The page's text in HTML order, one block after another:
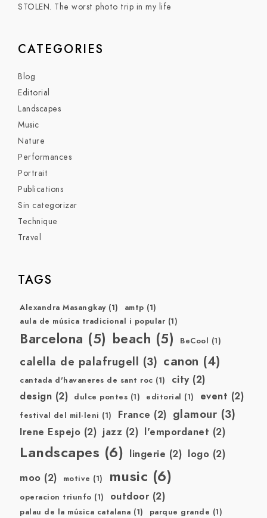
STOLEN. The worst photo trip in my life
CATEGORIES
Blog
Editorial
Landscapes
Music
Nature
Performances
Portrait
Publications
Sin categorizar
Technique
Travel
TAGS
Alexandra Masangkay(1) amtp (1)
aula de música tradicional i popular (1)
Barcelona (5) beach (5) BeCool (1)
calella de palafrugell (3) canon (4)
cantada d'havaneres de sant roc (1) city(2)
design (2) dulce pontes (1) editorial (1) event (2)
festival del mil·leni (1) France (2) glamour (3)
Irene Espejo (2) jazz (2) l'empordanet (2)
Landscapes (6) lingerie (2) logo (2)
moo (2) motive (1) music (6)
operacion triunfo (1) outdoor(2)
palau de la música catalana (1) parque grande (1)